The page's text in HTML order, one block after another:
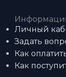
Личный
Задать
Как
Как